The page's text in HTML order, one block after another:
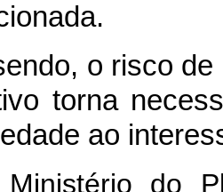
o risco
torna
ao
do